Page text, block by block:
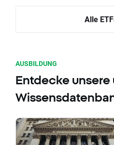
Alle
AUSBILDUNG
Entdecke unsere